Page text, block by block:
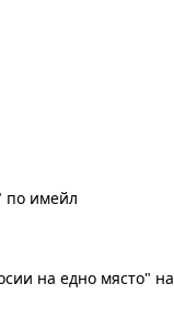
по имейл
на едно място"